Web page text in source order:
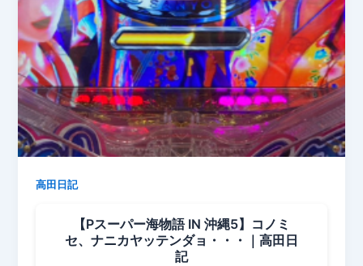
高田日記
【Pスーパー海物語 IN 沖縄5】コノミ
セ、ナニカヤッテンダョ・・・｜高田日
記